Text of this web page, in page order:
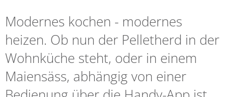
Modernes kochen - modernes
heizen. Ob nun der Pelletherd in der
Wohnküche steht, oder in einem
Maiensäss, abhängig von einer